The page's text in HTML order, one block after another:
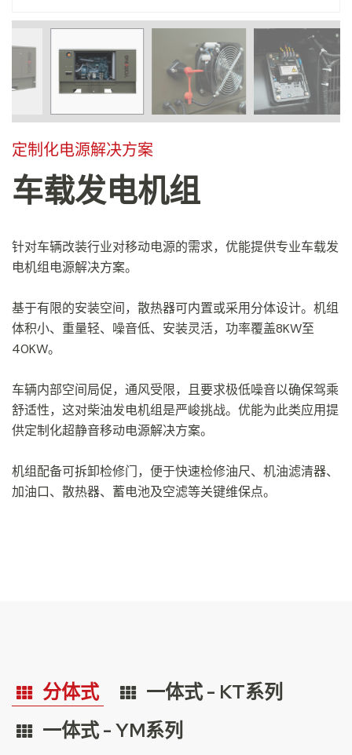
定制化电源解决方案
车载发电机组
针对车辆改装行业对移动电源的需求，优能提供专业车载发
电机组电源解决方案。
基于有限的安装空间，散热器可内置或采用分体设计。机组
体积小、重量轻、噪音低、安装灵活，功率覆盖8KW至
40KW。
车辆内部空间局促，通风受限，且要求极低噪音以确保驾乘
舒适性，这对柴油发电机组是严峻挑战。优能为此类应用提
供定制化超静音移动电源解决方案。
机组配备可拆卸检修门，便于快速检修油尺、机油滤清器、
加油口、散热器、蓄电池及空滤等关键维保点。
分体式
一体式 - KT系列
一体式 - YM系列